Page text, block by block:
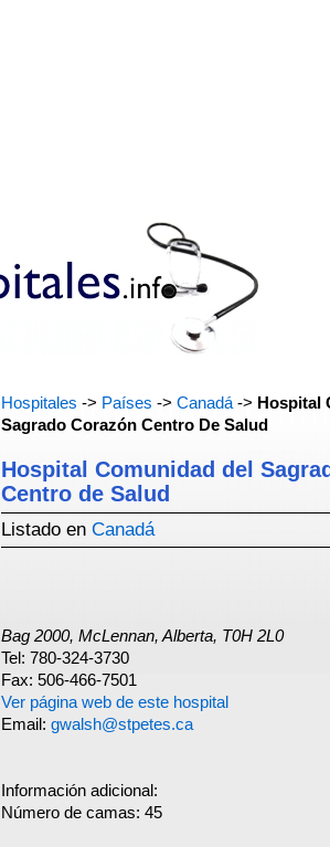
Hospitales -> Países -> Canadá -> Hospital
Sagrado Corazón Centro De Salud
Hospital Comunidad del
Centro de Salud
Listado en Canadá
Bag 2000, McLennan, Alberta, T0H 2L0
Tel: 780-324-3730
Fax: 506-466-7501
Ver página web de este hospital
Email: gwalsh@stpetes.ca
Información adicional:
Número de camas: 45